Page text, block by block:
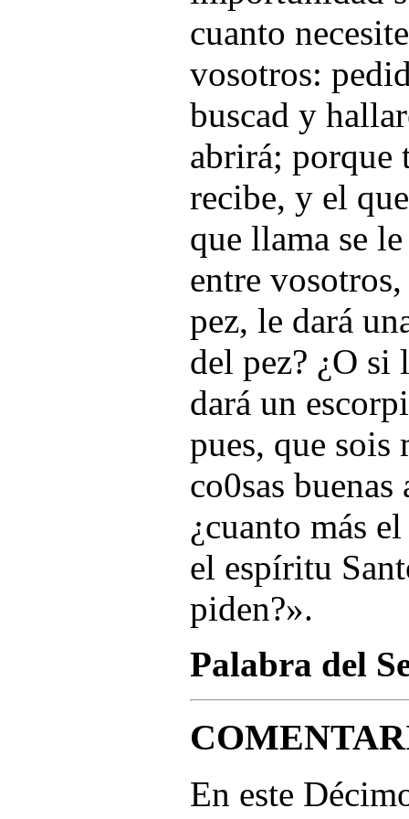
cuanto
vosotros:
buscad y
abrirá; porque
recibe, y el
que llama se
entre
pez, le dará
del pez? ¿O si
dará un
pues, que sois
co0sas
¿cuanto más
el espíritu
piden?».
Palabra del
En este